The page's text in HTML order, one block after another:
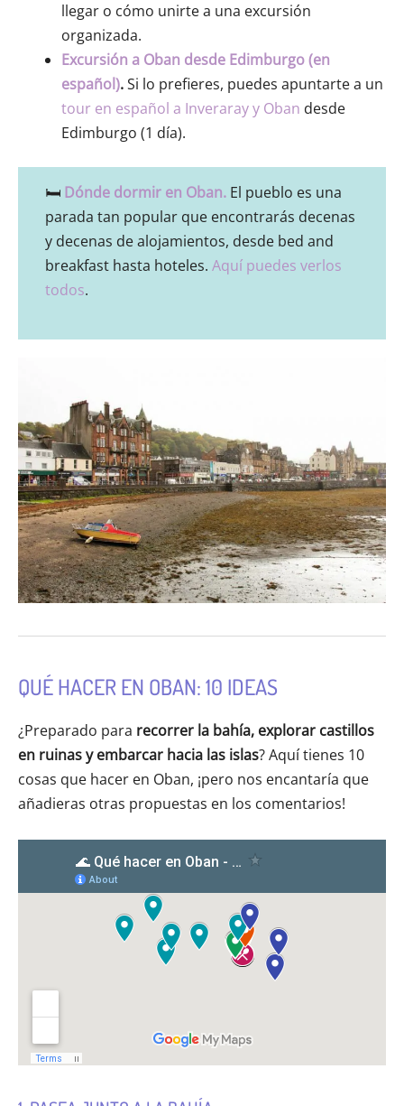
llegar o cómo unirte a una excursión
organizada.
Excursión a Oban desde Edimburgo (en
español).Si lo prefieres, puedes apuntarte a un
tour en español a Inveraray y Oban desde
Edimburgo (1 día).
🛏️ Dónde dormir en Oban. El pueblo es una
parada tan popular que encontrarás decenas
y decenas de alojamientos, desde bed and
breakfast hasta hoteles. Aquí puedes verlos
todos.
QUÉ HACER EN OBAN: 10 IDEAS
¿Preparado para recorrer la bahía, explorar castillos
en ruinas y embarcar hacia las islas? Aquí tienes 10
cosas que hacer en Oban, ¡pero nos encantaría que
añadieras otras propuestas en los comentarios!